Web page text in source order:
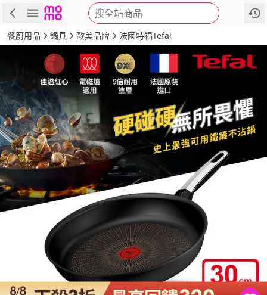
搜全站商品
商品 評價 詳情
餐廚用品 鍋具 歐美品牌 法國特福Tefal